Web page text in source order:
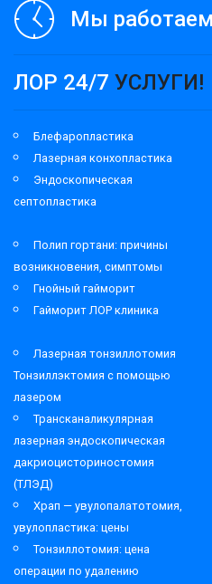
Мы работаем
ЛОР 24/7 УСЛУГИ!
Блефаропластика
Лазерная конхопластика
Эндоскопическая
септопластика
Полип гортани: причины
возникновения, симптомы
Гнойный гайморит
Гайморит ЛОР клиника
Лазерная тонзиллотомия
Тонзиллэктомия с помощью
лазером
Трансканаликулярная
лазерная эндоскопическая
дакриоцисториностомия
(ТЛЭД)
Храп — увулопалатотомия,
увулопластика: цены
Тонзиллотомия: цена
операции по удалению